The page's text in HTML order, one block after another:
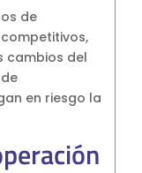
de
cambios del
en riesgo la